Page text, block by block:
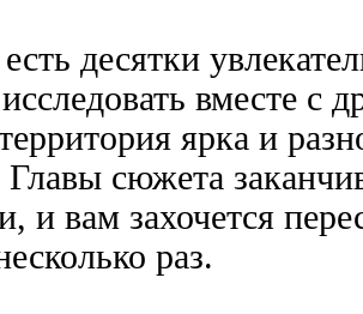
десятки
вместе с
ярка и
Главы сюжета
и вам захочется
раз.